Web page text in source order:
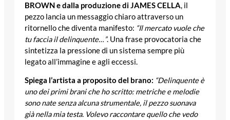
BROWN e dalla produzione di JAMES CELLA, il
pezzo lancia un messaggio chiaro attraverso un
ritornello che diventa manifesto: “Il mercato vuole che
tu faccia il delinquente…”. Una frase provocatoria che
sintetizza la pressione di un sistema sempre più
legato all’immagine e agli eccessi.
Spiega l’artista a proposito del brano: “Delinquente è
uno dei primi brani che ho scritto: metriche e melodie
sono nate senza alcuna strumentale, il pezzo suonava
già nella mia testa. Volevo raccontare quello che vedo